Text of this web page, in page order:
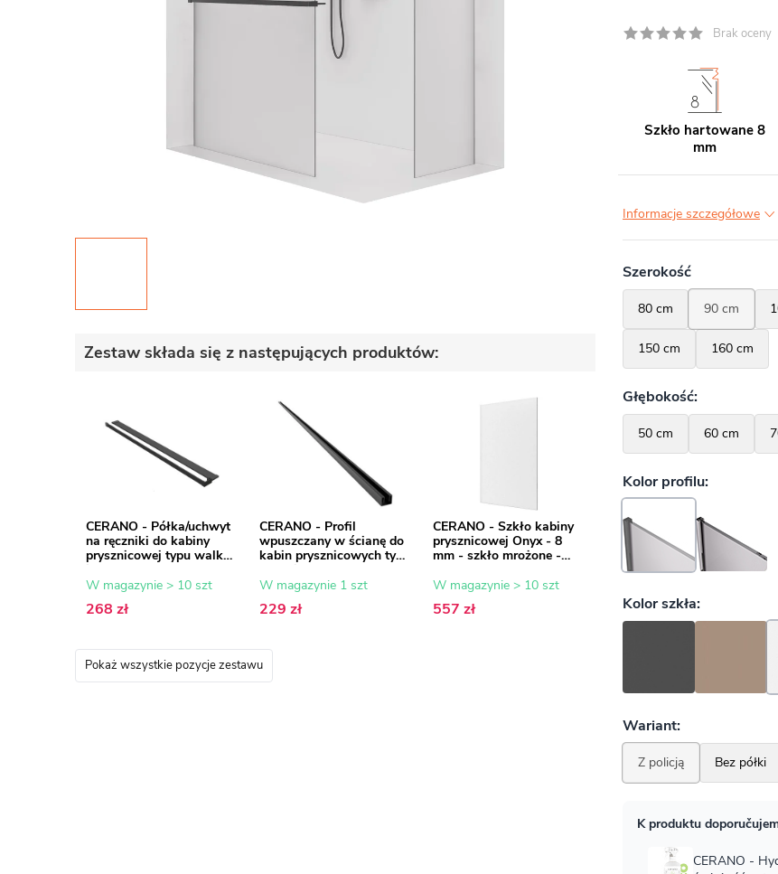
Zestaw składa się z następujących produktów:
CERANO - Półka/uchwyt
na ręczniki do kabiny
prysznicowej typu walk-
mat - 30 do 160 cm
W magazynie > 10 szt
268 zł
CERANO - Profil
wpuszczany w ścianę do
kabin prysznicowych typu
mat - 200 cm
W magazynie 1 szt
229 zł
CERANO - Szkło kabiny
prysznicowej Onyx - 8
mm - szkło mrożone -
W magazynie > 10 szt
557 zł
Pokaż wszystkie pozycje zestawu
Brak oceny
Szkło hartowane 8
mm
Informacje szczegółowe